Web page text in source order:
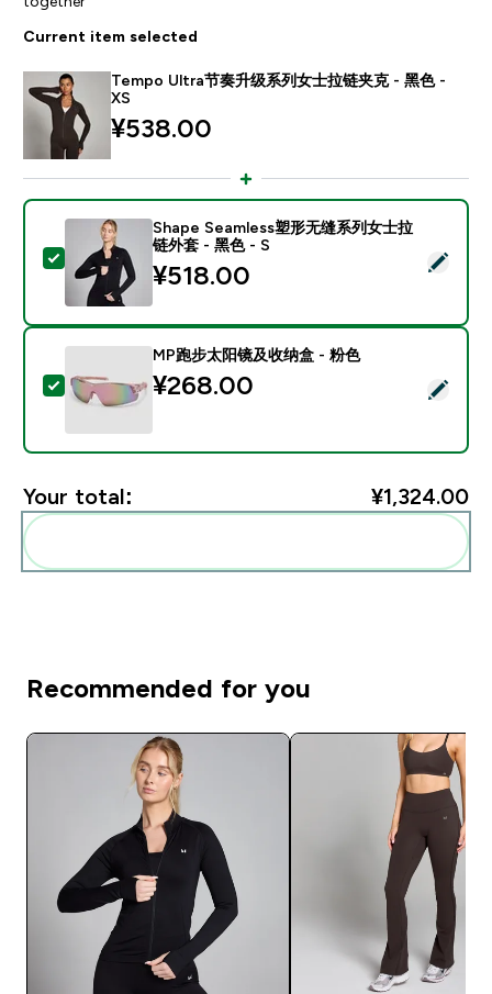
Current item selected
Tempo Ultra节奏升级系列女士拉链夹克 - 黑色 -
XS
¥538.00‎
Select this product - Shape Seamless塑形无缝系列女
Shape Seamless塑形无缝系列女士拉
链外套 - 黑色 - S
¥518.00‎
Select this product - MP跑步太阳镜及收纳盒 - 粉色
MP跑步太阳镜及收纳盒 - 粉色
¥268.00‎
Your total: ¥1,324.00‎
Recommended for you